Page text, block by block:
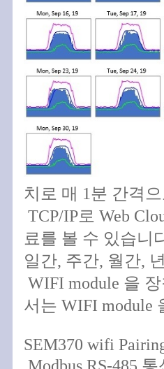
치로 매 1분 간격
TCP/IP로 Web
료를 볼 수 있습니
일간, 주간, 월간,
WIFI module 을
서는 WIFI module
SEM370 wifi